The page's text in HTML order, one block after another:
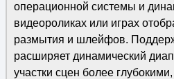
операционной системы и
видеороликах или играх
размытия и шлейфов.
расширяет динамический
участки сцен более